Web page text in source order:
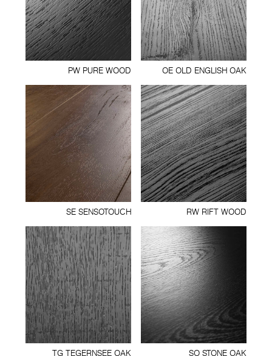
OE OLD ENGLISH OAK
PW PURE WOOD
RW RIFT WOOD
SE SENSOTOUCH
SO STONE OAK
TG TEGERNSEE OAK